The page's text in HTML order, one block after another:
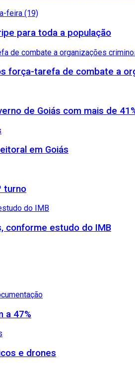
para toda a população
força-tarefa de combate a
de Goiás com mais de
em Goiás
turno
conforme estudo do IMB
a 47%
e drones